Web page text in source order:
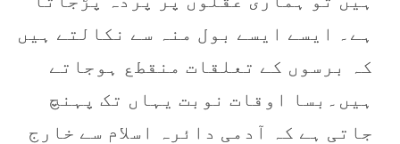
ہے۔ ایسے ایسے بول منہ سے نکالتے ہیں
کہ برسوں کے تعلقات منقطع ہوجاتے
ہیں۔بسا اوقات نوبت یہاں تک پہنچ
جاتی ہے کہ آدمی دائرہ اسلام سے خارج